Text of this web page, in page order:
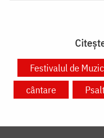
Festivalul de
cântare